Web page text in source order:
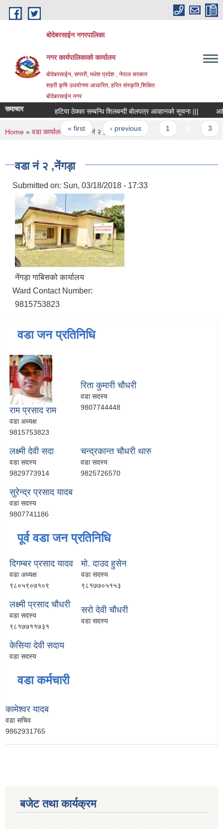
Skip to main content
बोदेबरसाईन नगरपालिका
नगर कार्यपालिकाको कार्यालय
बोदेबरसाईन, सप्तरी, मधेश प्रदेश , नेपाल सरकार
शहरी कृषि उधयोगमा आधारित, हरित संस्कृति,शिक्षित
बोदेबरसाईन नगर
समाचार हटिया ठेक्का सम्बन्धि शिलबन्दी बोलपत्र आव्हानको सूचना |||
Pages
« first ‹ previous
You are here
Home » वडा कार्यालयहरु » वडा नं‌ २ ,नेंगड़ा
वडा नं‌ २ ,नेंगड़ा
Submitted on: Sun, 03/18/2018 - 17:33
नेंगड़ा गाबिसको कार्यालय
Ward Contact Number:
9815753823
वडा जन प्रतिनिधि
राम प्रसाद राम
वडा अध्यक्ष
9815753823
रिता कुमारी चौधरी
वडा सदस्य
9807744448
लक्ष्मी देवी सदा
वडा सदस्य
9829773914
चन्द्रकान्त चौधरी थारु
वडा सदस्य
9825726570
सुरेन्द्र प्रसाद यादब
वडा सदस्य
9807741186
पूर्व वडा जन प्रतिनिधि
दिगम्बर प्रसाद यादव
वडा अध्यक्ष
९८०५९०७१०९
मो. दाउद हुसेन
वडा सदस्य
९८१७७०५१५३
लक्ष्मी प्रसाद चौधरी
वडा सदस्य
९८१७७११७३१
सरो देवी चौधरी
वडा सदस्य
केसिया देवी सदाय
वडा सदस्य
वडा कर्मचारी
कामेश्वर यादब
वडा सचिव
9862931765
बजेट तथा कार्यक्रम